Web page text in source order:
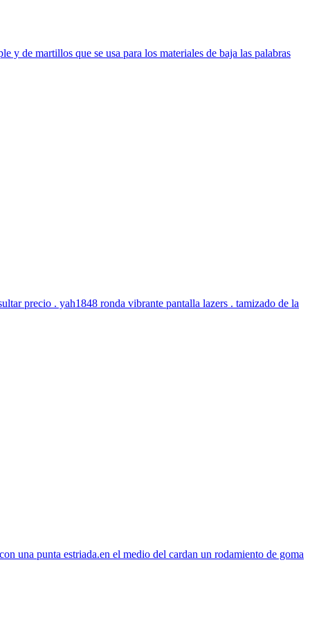
de martillos que se usa para los materiales de baja las palabras
precio . yah1848 ronda vibrante pantalla lazers . tamizado de la
una punta estriada.en el medio del cardan un rodamiento de goma